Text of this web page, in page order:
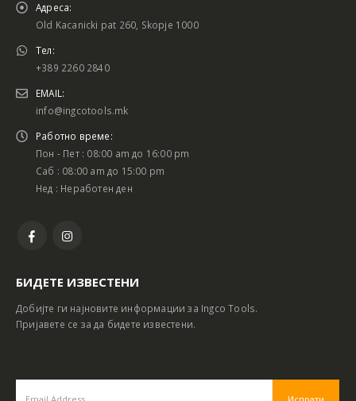
Адреса:
Old Kacanicki pat 260, Skopje 1000
Тел:
+389 2260 2840
EMAIL:
info@ingcotools.mk
Работно време:
Пон - Пет : 08:00 am до 16:00 pm
Саб : 08:00 am до 15:00 pm
Нед : Неработен ден
БИДЕТЕ ИЗВЕСТЕНИ
Добијте ги најновите информации за Ingco Tools.
Пријавете се за да бидете известени.